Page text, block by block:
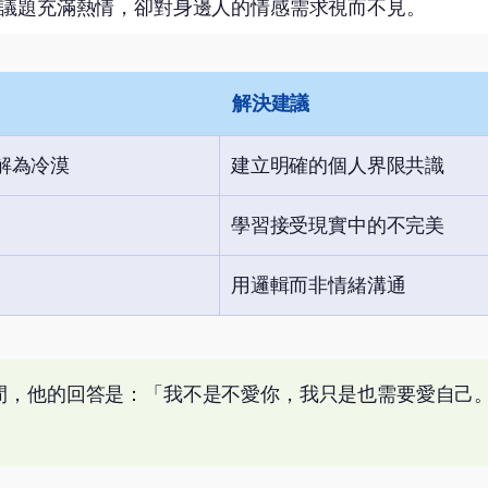
充滿熱情，卻對身邊人的情感需求視而不見。
解決建議
為冷漠 建立明確的個人界限共識
學習接受現實中的不完美
用邏輯而非情緒溝通
他的回答是：「我不是不愛你，我只是也需要愛自己